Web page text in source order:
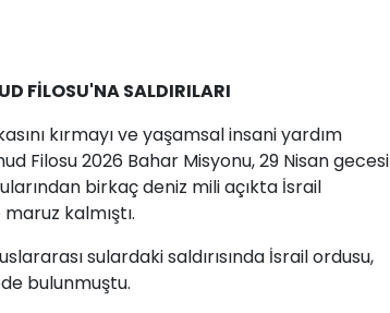
FİLOSU'NA SALDIRILARI
kırmayı ve yaşamsal insani yardım
Filosu 2026 Bahar Misyonu, 29 Nisan gecesi
birkaç deniz mili açıkta İsrail
kalmıştı.
sulardaki saldırısında İsrail ordusu,
bulunmuştu.